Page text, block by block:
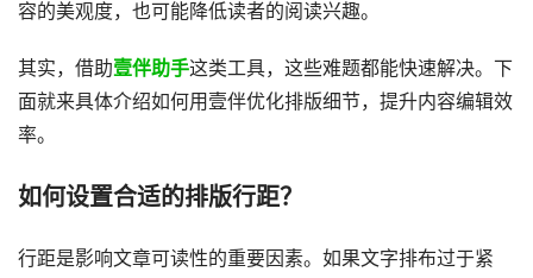
容的美观度，也可能降低读者的阅读兴趣。
其实，借助壹伴助手这类工具，这些难题都能快速解决。下
面就来具体介绍如何用壹伴优化排版细节，提升内容编辑效
率。
如何设置合适的排版行距？
行距是影响文章可读性的重要因素。如果文字排布过于紧